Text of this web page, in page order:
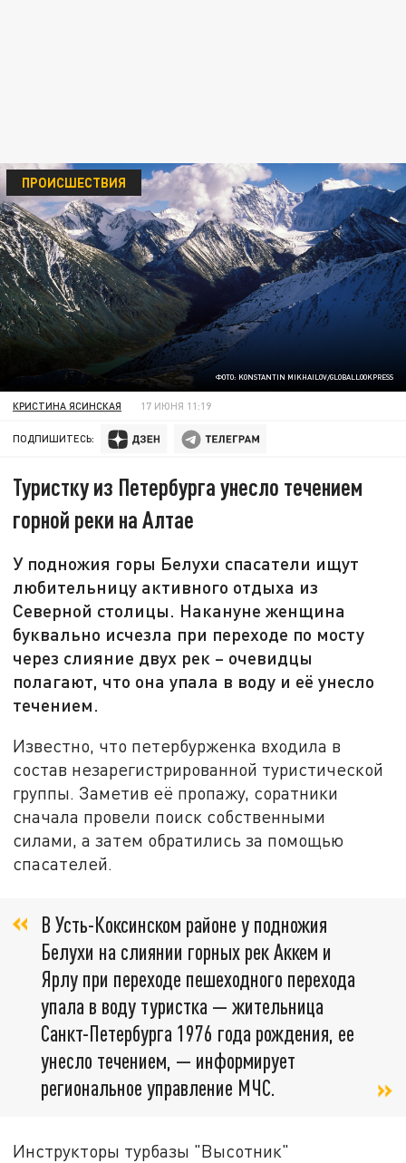
ФОТО: KONSTANTIN MIKHAILOV/GLOBALLOOKPRESS
ПРОИСШЕСТВИЯ
КРИСТИНА ЯСИНСКАЯ 17 ИЮНЯ 11:19
ПОДПИШИТЕСЬ:
Туристку из Петербурга унесло течением
горной реки на Алтае
У подножия горы Белухи спасатели ищут
любительницу активного отдыха из
Северной столицы. Накануне женщина
буквально исчезла при переходе по мосту
через слияние двух рек – очевидцы
полагают, что она упала в воду и её унесло
течением.
Известно, что петербурженка входила в
состав незарегистрированной туристической
группы. Заметив её пропажу, соратники
сначала провели поиск собственными
силами, а затем обратились за помощью
спасателей.
В Усть-Коксинском районе у подножия
Белухи на слиянии горных рек Аккем и
Ярлу при переходе пешеходного перехода
упала в воду туристка — жительница
Санкт-Петербурга 1976 года рождения, ее
унесло течением, — информирует
региональное управление МЧС.
Инструкторы турбазы "Высотник"